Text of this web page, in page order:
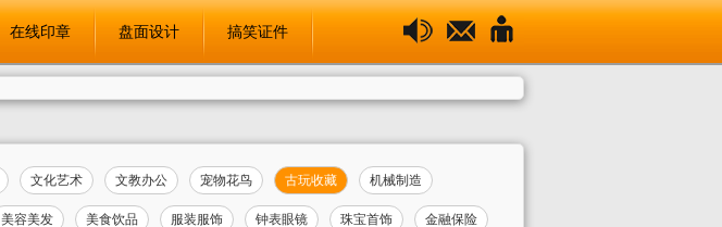
在线印章 盘面设计 搞笑证件
文化艺术 文教办公 宠物花鸟 古玩收藏 机械制造
美容美发 美食饮品 服装服饰 钟表眼镜 珠宝首饰 金融保险